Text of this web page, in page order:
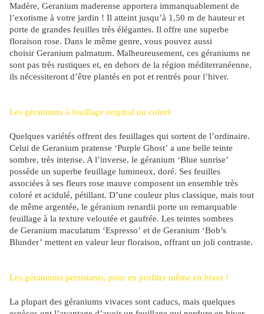
Madère, Geranium maderense apportera immanquablement de
l’exotisme à votre jardin ! Il atteint jusqu’à 1,50 m de hauteur et
porte de grandes feuilles très élégantes. Il offre une superbe
floraison rose. Dans le même genre, vous pouvez aussi
choisir Geranium palmatum. Malheureusement, ces géraniums ne
sont pas très rustiques et, en dehors de la région méditerranéenne,
ils nécessiteront d’être plantés en pot et rentrés pour l’hiver.
Les géraniums à feuillage original ou coloré
Quelques variétés offrent des feuillages qui sortent de l’ordinaire.
Celui de Geranium pratense ‘Purple Ghost’ a une belle teinte
sombre, très intense. A l’inverse, le géranium ‘Blue sunrise’
possède un superbe feuillage lumineux, doré. Ses feuilles
associées à ses fleurs rose mauve composent un ensemble très
coloré et acidulé, pétillant. D’une couleur plus classique, mais tout
de même argentée, le géranium renardii porte un remarquable
feuillage à la texture veloutée et gaufrée. Les teintes sombres
de Geranium maculatum ‘Espresso’ et de Geranium ‘Bob’s
Blunder’ mettent en valeur leur floraison, offrant un joli contraste.
Les géraniums persistants, pour en profiter même en hiver !
La plupart des géraniums vivaces sont caducs, mais quelques